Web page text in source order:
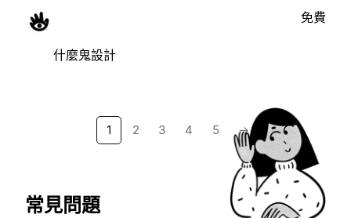
什麼鬼設計
免費
1 2 3 4 5 →
常見問題